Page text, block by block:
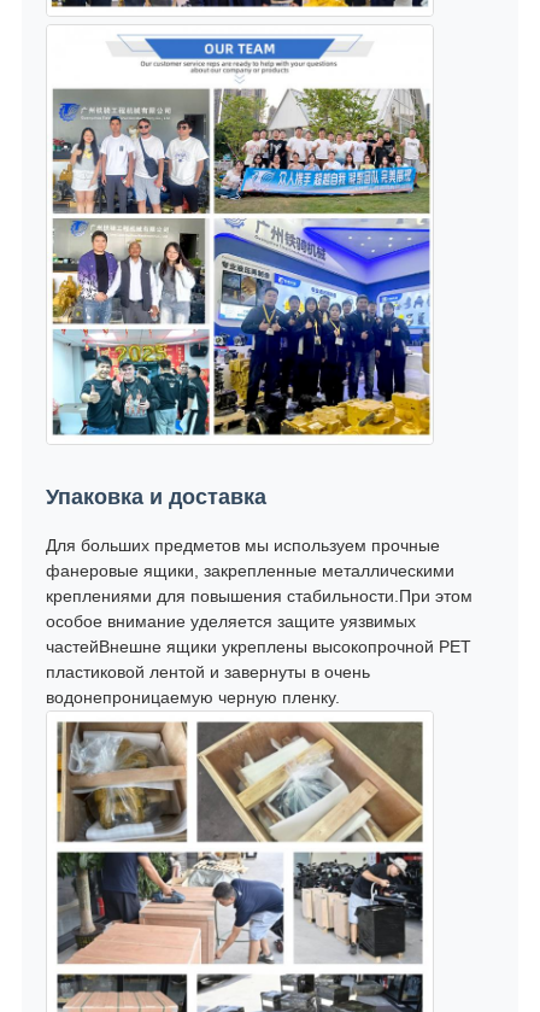
Упаковка и доставка
Для больших предметов мы используем прочные
фанеровые ящики, закрепленные металлическими
креплениями для повышения стабильности.При этом
особое внимание уделяется защите уязвимых
частейВнешне ящики укреплены высокопрочной PET
пластиковой лентой и завернуты в очень
водонепроницаемую черную пленку.